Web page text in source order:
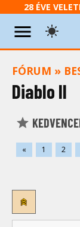
28 ÉVE
FÓRUM »
Diablo II
« 1 2